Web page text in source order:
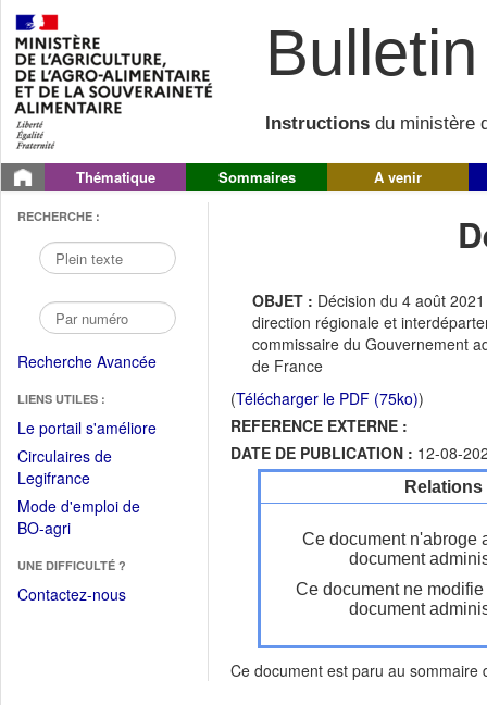
Instructions du ministère
Thématique Sommaires A venir
RECHERCHE :
Recherche Avancée
LIENS UTILES :
Le portail s'améliore(Fichier
Circulaires de
Legifrance(Ouvrir
dans
une
fenêtre)
Mode d'emploi de
BO-agri(Ouvrir
une
nouvelle
UNE DIFFICULTÉ ?
Contactez-nous
OBJET : Décision du 4 août
direction régionale et
commissaire du Gouvernement
de France
(Télécharger le PDF (75ko))
REFERENCE EXTERNE :
DATE DE PUBLICATION : 12-08-
Ce document n'abroge
document
Ce document ne
document
Ce document est paru au sommaire